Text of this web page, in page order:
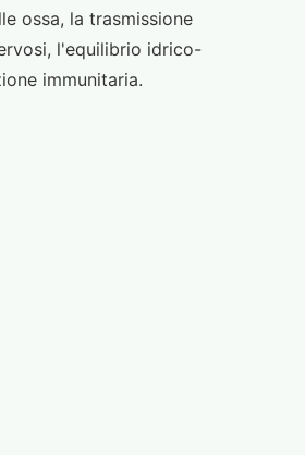
ossa, la trasmissione
l'equilibrio idrico-
immunitaria.